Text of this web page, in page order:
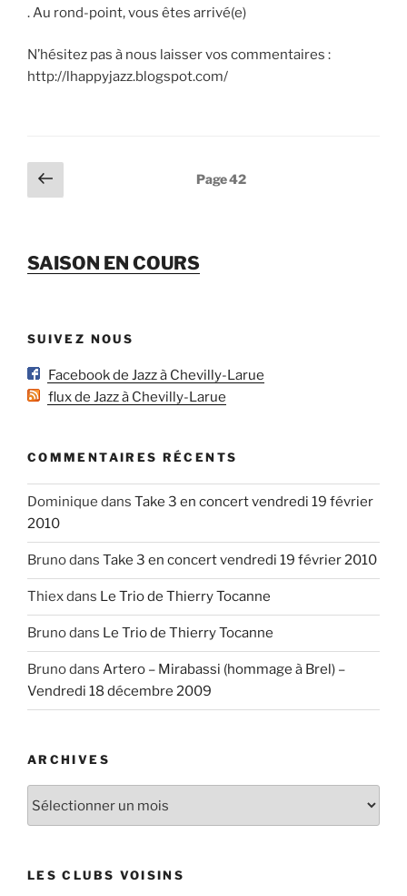
. Au rond-point, vous êtes arrivé(e)
N’hésitez pas à nous laisser vos commentaires :
http://lhappyjazz.blogspot.com/
Pagination
des
Page
précédente
Page42
SAISON EN COURS
SUIVEZ NOUS
Facebook de Jazz à Chevilly-Larue
flux de Jazz à Chevilly-Larue
COMMENTAIRES RÉCENTS
Dominique dans Take 3 en concert vendredi 19 février
2010
Brunodans Take 3 en concert vendredi 19 février 2010
Thiexdans Le Trio de Thierry Tocanne
Brunodans Le Trio de Thierry Tocanne
Brunodans Artero – Mirabassi (hommage à Brel) –
Vendredi 18 décembre 2009
ARCHIVES
LES CLUBS VOISINS